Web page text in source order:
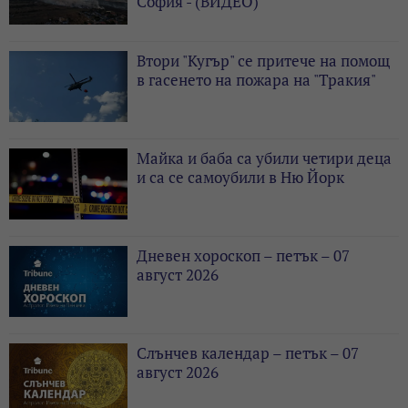
Втори "Кугър" се притече на помощ
в гасенето на пожара на "Тракия"
Майка и баба са убили четири деца
и са се самоубили в Ню Йорк
Дневен хороскоп – петък – 07
август 2026
Слънчев календар – петък – 07
август 2026